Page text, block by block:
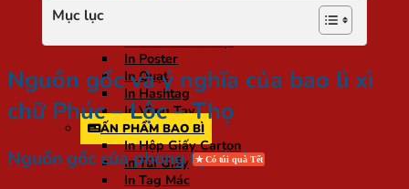
In Standee
In Poster
In Quạt
In Hashtag
In Vòng Tay
ẤN PHẨM BAO BÌ
In Hộp Giấy Carton
In Túi Giấy
In Tag Mác
Mục lục
Nguồn gốc và ý nghĩa của bao lì xì
chữ Phúc – Lộc – Thọ
Nguồn gốc của phong tục lì xì